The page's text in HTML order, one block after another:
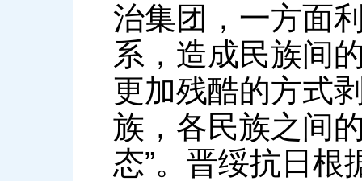
治集团，一方面
系，造成民族间
更加残酷的方式
族，各民族之间
态”。晋绥抗日根